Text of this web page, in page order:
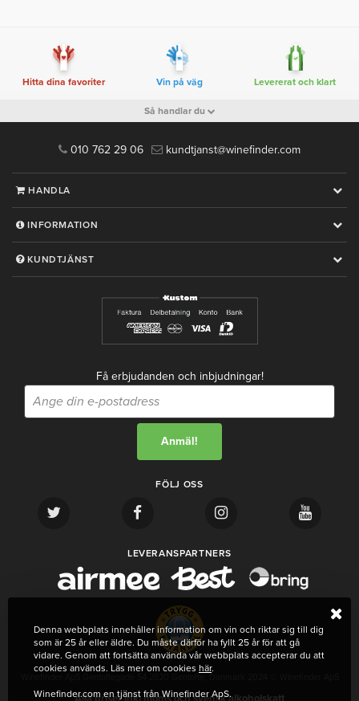
Hitta dina favoriter Vin på väg Levererat och klart
Så handlar du
010 762 29 06 kundtjanst@winefinder.com
HANDLA
INFORMATION
KUNDTJÄNST
Få erbjudanden och inbjudningar!
FÖLJ OSS
LEVERANSPARTNERS
Denna webbplats innehåller information om vin och riktar sig till dig
som är 25 år eller äldre. Du måste därför ha fyllt 25 år för att gå
vidare. Genom att fortsätta använda vår webbplats accepterar du att
cookies används. Läs mer om cookies här.
Winefinder.com en tjänst från Winefinder ApS.